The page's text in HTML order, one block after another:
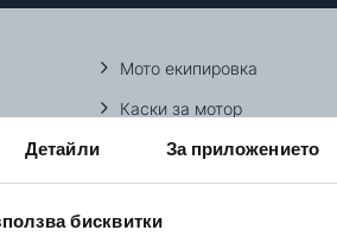
Детайли За приложението
бисквитки
Мото екипировка
Каски за мотор
Ботуши за мотор
Гуми за мотор
Очила за мотор